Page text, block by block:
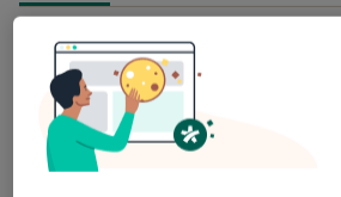
Nowowiejska 97/1, Wrocław
Psychoterapia
Pokaż więcej usług